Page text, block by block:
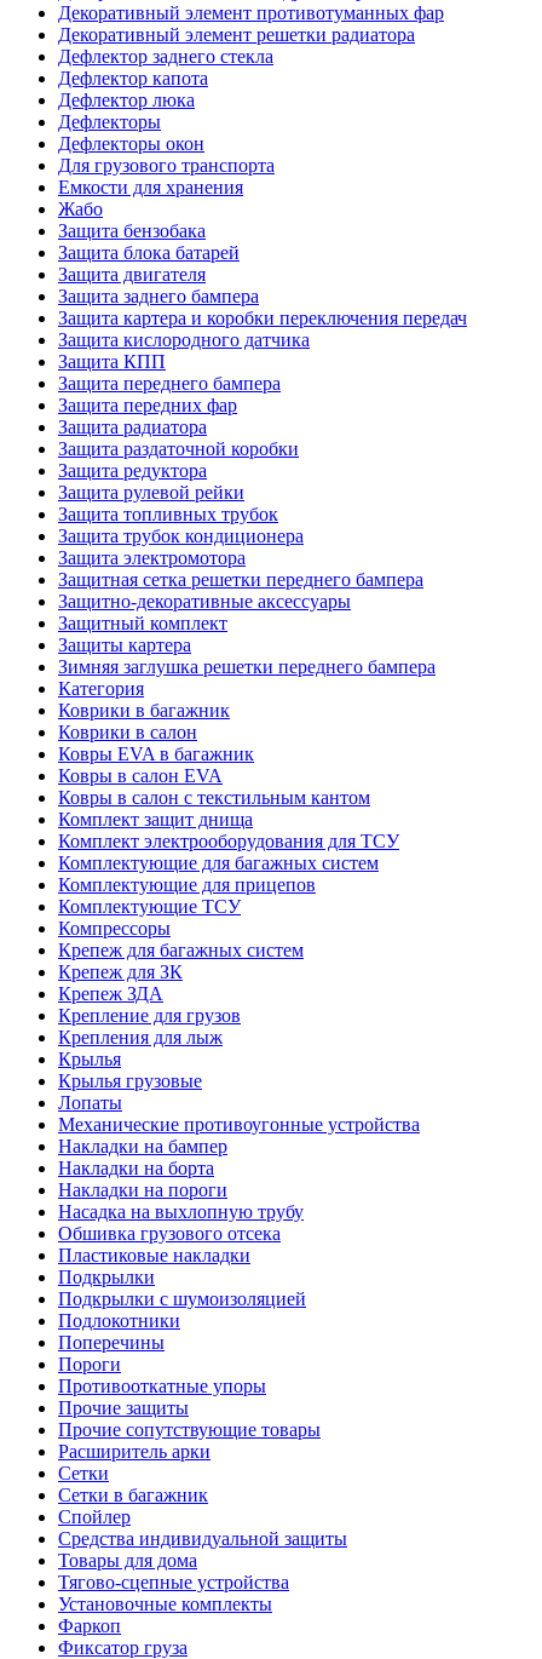
Декоративный элемент противотуманных фар
Декоративный элемент решетки радиатора
Дефлектор заднего стекла
Дефлектор капота
Дефлектор люка
Дефлекторы
Дефлекторы окон
Для грузового транспорта
Емкости для хранения
Жабо
Защита бензобака
Защита блока батарей
Защита двигателя
Защита заднего бампера
Защита картера и коробки переключения передач
Защита кислородного датчика
Защита КПП
Защита переднего бампера
Защита передних фар
Защита радиатора
Защита раздаточной коробки
Защита редуктора
Защита рулевой рейки
Защита топливных трубок
Защита трубок кондиционера
Защита электромотора
Защитная сетка решетки переднего бампера
Защитно-декоративные аксессуары
Защитный комплект
Защиты картера
Зимняя заглушка решетки переднего бампера
Категория
Коврики в багажник
Коврики в салон
Ковры EVA в багажник
Ковры в салон EVA
Ковры в салон с текстильным кантом
Комплект защит днища
Комплект электрооборудования для ТСУ
Комплектующие для багажных систем
Комплектующие для прицепов
Комплектующие ТСУ
Компрессоры
Крепеж для багажных систем
Крепеж для ЗК
Крепеж ЗДА
Крепление для грузов
Крепления для лыж
Крылья
Крылья грузовые
Лопаты
Механические противоугонные устройства
Накладки на бампер
Накладки на борта
Накладки на пороги
Насадка на выхлопную трубу
Обшивка грузового отсека
Пластиковые накладки
Подкрылки
Подкрылки с шумоизоляцией
Подлокотники
Поперечины
Пороги
Противооткатные упоры
Прочие защиты
Прочие сопутствующие товары
Расширитель арки
Сетки
Сетки в багажник
Спойлер
Средства индивидуальной защиты
Товары для дома
Тягово-сцепные устройства
Установочные комплекты
Фаркоп
Фиксатор груза